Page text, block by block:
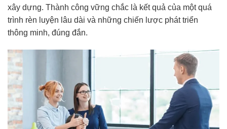
xây dựng. Thành công vững chắc là kết quả của một quá
trình rèn luyện lâu dài và những chiến lược phát triển
thông minh, đúng đắn.